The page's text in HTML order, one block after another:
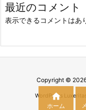
最近のコメント
表示できるコメントはあ
Copyright ©
WordPress

ホーム